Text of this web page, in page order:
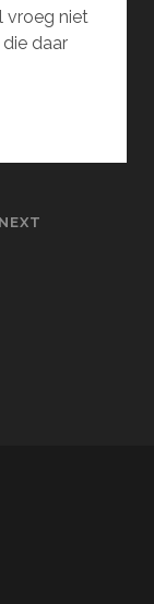
vroeg niet
daar
NEXT